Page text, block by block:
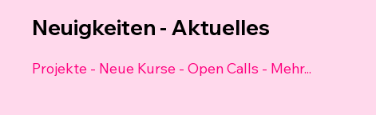
Projekte - Neue Kurse - Open Calls - Mehr...
Neuigkeiten - Aktuelles